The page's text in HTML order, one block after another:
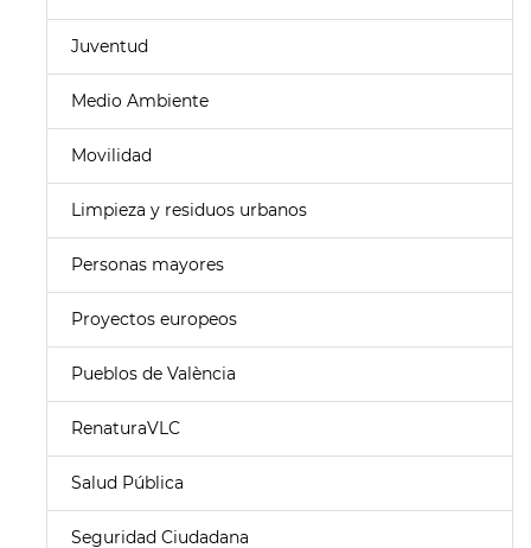
Juventud
Medio Ambiente
Movilidad
Limpieza y residuos urbanos
Personas mayores
Proyectos europeos
Pueblos de València
RenaturaVLC
Salud Pública
Seguridad Ciudadana